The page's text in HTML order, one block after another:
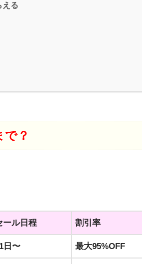
える
？
ール日程 割引率
日〜 最大95%OFF